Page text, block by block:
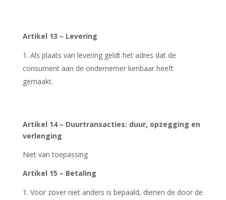
Artikel 13 – Levering
Als plaats van levering geldt het adres dat de
consument aan de ondernemer kenbaar heeft
gemaakt.
Artikel 14 – Duurtransacties: duur, opzegging en
verlenging
Niet van toepassing
Artikel 15 – Betaling
Voor zover niet anders is bepaald, dienen de door de